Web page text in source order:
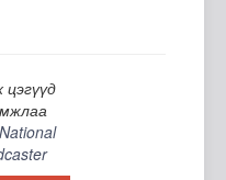
цэгүүд